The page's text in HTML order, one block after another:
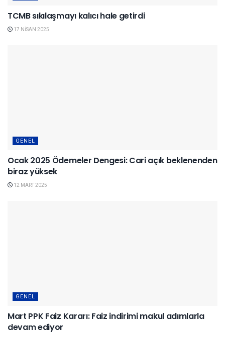
TCMB sıkılaşmayı kalıcı hale getirdi
17 NISAN 2025
GENEL
Ocak 2025 Ödemeler Dengesi: Cari açık beklenenden
biraz yüksek
12 MART 2025
GENEL
Mart PPK Faiz Kararı: Faiz indirimi makul adımlarla
devam ediyor